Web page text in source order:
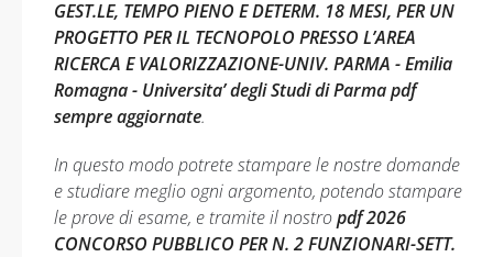
GEST.LE, TEMPO PIENO E DETERM. 18 MESI, PER UN
PROGETTO PER IL TECNOPOLO PRESSO L’AREA
RICERCA E VALORIZZAZIONE-UNIV. PARMA - Emilia
Romagna - Universita’ degli Studi di Parma pdf
sempre aggiornate.
In questo modo potrete stampare le nostre domande
e studiare meglio ogni argomento, potendo stampare
le prove di esame, e tramite il nostropdf 2026
CONCORSO PUBBLICO PER N. 2 FUNZIONARI-SETT.